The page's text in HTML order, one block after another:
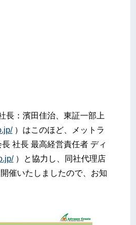
長：濱田佳治、東証一部上
）はこのほど、メットラ
社長 最高経営責任者 ディ
）と協力し、同社代理店
催いたしましたので、お知